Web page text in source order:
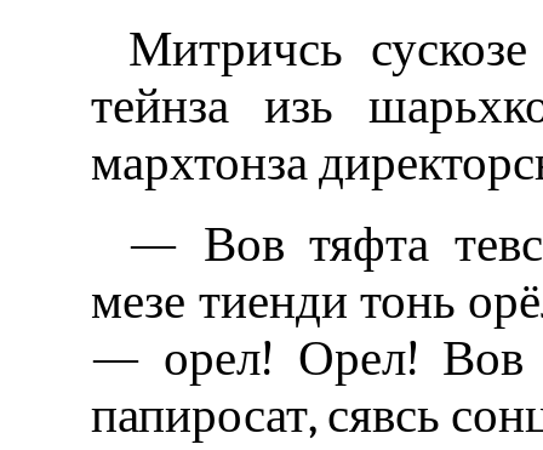
Митричсь
тейнза изь
мархтонза
— Вов тяфта
мезе тиенди тонь
— орел! Орел! Вов
папиросат, сявсь